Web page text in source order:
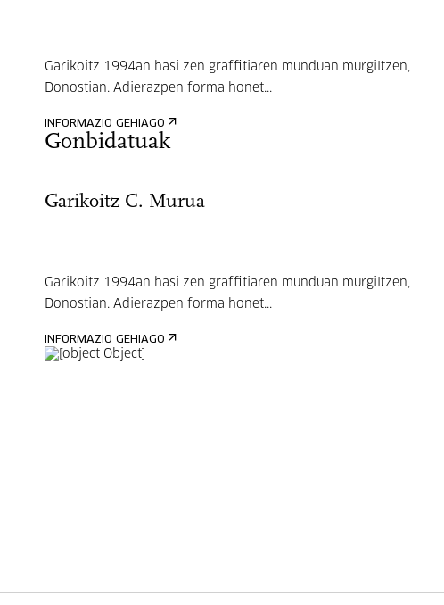
Garikoitz 1994an hasi zen graffitiaren munduan murgiltzen,
Donostian. Adierazpen forma honet...
INFORMAZIO GEHIAGO
Gonbidatuak
Garikoitz C. Murua
Garikoitz 1994an hasi zen graffitiaren munduan murgiltzen,
Donostian. Adierazpen forma honet...
INFORMAZIO GEHIAGO